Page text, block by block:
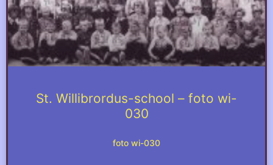
St. Willibrordus-school – foto wi-
030
foto wi-030